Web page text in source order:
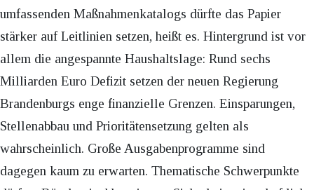
umfassenden Maßnahmenkatalogs dürfte das Papier
stärker auf Leitlinien setzen, heißt es. Hintergrund ist vor
allem die angespannte Haushaltslage: Rund sechs
Milliarden Euro Defizit setzen der neuen Regierung
Brandenburgs enge finanzielle Grenzen. Einsparungen,
Stellenabbau und Prioritätensetzung gelten als
wahrscheinlich. Große Ausgabenprogramme sind
dagegen kaum zu erwarten. Thematische Schwerpunkte